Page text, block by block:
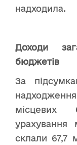
надходила.
Доходи
бюджетів
За
місцевих
урахування
склали 67,7